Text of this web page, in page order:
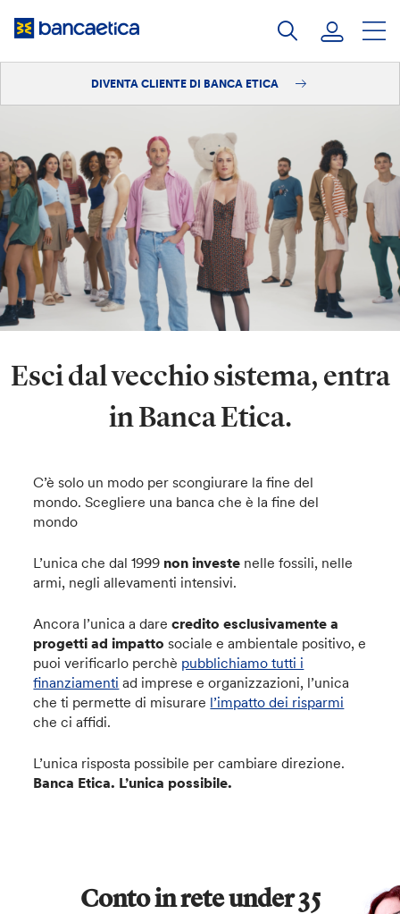
DIVENTA CLIENTE DI BANCA ETICA
Esci dal vecchio sistema, entra
in Banca Etica.
C’è solo un modo per scongiurare la fine del
mondo. Scegliere una banca che è la fine del
mondo
L’unica che dal 1999 non investe nelle fossili, nelle
armi, negli allevamenti intensivi.
Ancora l’unica a darecredito esclusivamente a
progetti ad impatto sociale e ambientale positivo, e
puoi verificarlo perchè pubblichiamo tutti i
finanziamenti ad imprese e organizzazioni, l’unica
che ti permette di misurare l’impatto dei risparmi
che ci affidi.
L’unica risposta possibile per cambiare direzione.
Banca Etica. L’unica possibile.
Conto in rete under 35